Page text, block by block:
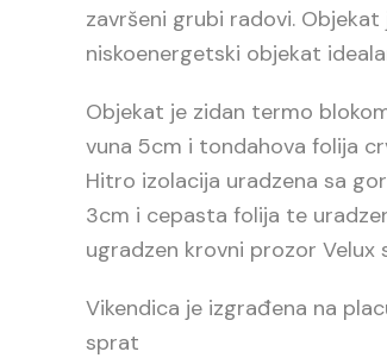
završeni grubi radovi.
niskoenergetski objekat
Objekat je zidan termo
vuna 5cm i tondahova folija
Hitro izolacija uradzena sa
3cm i cepasta folija te
ugradzen krovni prozor
Vikendica je izgrađena na
sprat